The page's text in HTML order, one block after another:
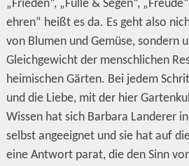
„Frieden“, „Fülle & Segen“,
ehren“ heißt es da. Es geht also
von Blumen und Gemüse, sondern
Gleichgewicht der menschlichen
heimischen Gärten. Bei jedem
und die Liebe, mit der hier
Wissen hat sich Barbara Landerer
selbst angeeignet und sie hat auf
eine Antwort parat, die den Sinn